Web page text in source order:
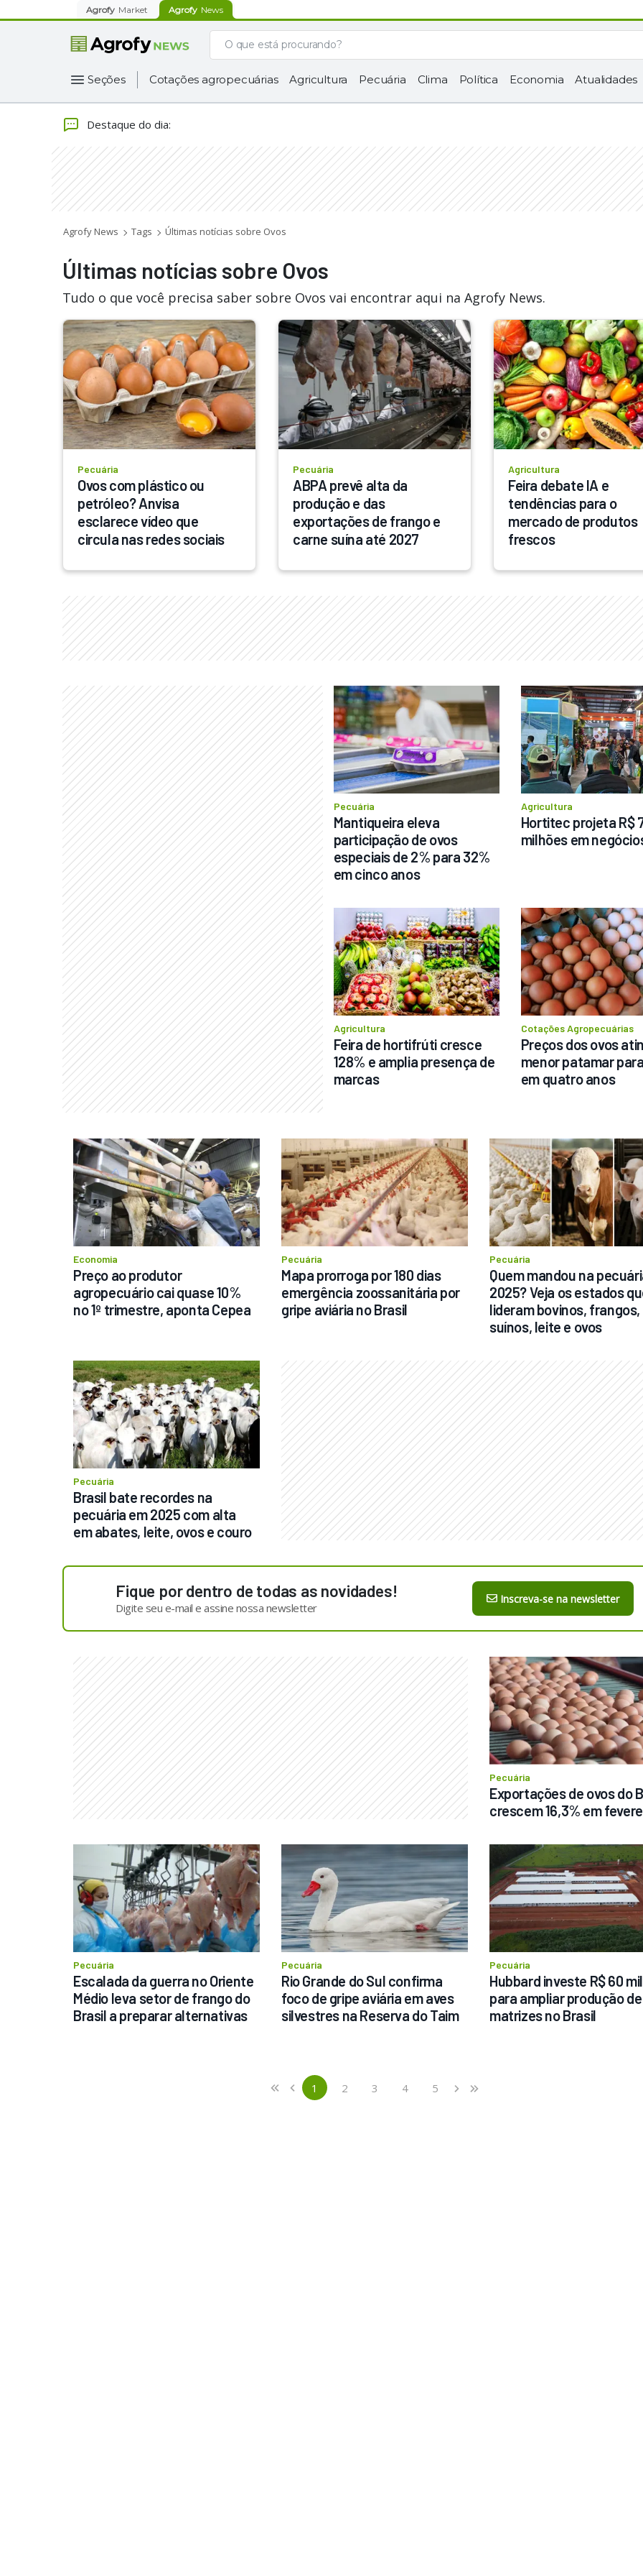
Agrofy Market Agrofy News
Seções Cotações agropecuárias Agricultura Pecuária Clima Política Economia Atualidades
Destaque do dia:
Agrofy News Tags Últimas notícias sobre Ovos
Últimas notícias sobre Ovos
Tudo o que você precisa saber sobre Ovos vai encontrar aqui na Agrofy News.
Pecuária
Ovos com plástico ou
petróleo? Anvisa
esclarece vídeo que
circula nas redes sociais
Pecuária
ABPA prevê alta da
produção e das
exportações de frango e
carne suína até 2027
Agricultura
Feira debate IA e
tendências para o
mercado de produtos
frescos
Pecuária
Mantiqueira eleva
participação de ovos
especiais de 2% para 32%
em cinco anos
Agricultura
Hortitec projeta R$
milhões em
Agricultura
Feira de hortifrúti cresce
128% e amplia presença de
marcas
Cotações Agropecuárias
Preços dos ovos
menor patamar
em quatro anos
Economia
Preço ao produtor
agropecuário cai quase 10%
no 1º trimestre, aponta Cepea
Pecuária
Mapa prorroga por 180 dias
emergência zoossanitária por
gripe aviária no Brasil
Pecuária
Quem mandou na
2025? Veja os estados
lideram bovinos, frangos,
suínos, leite e ovos
Pecuária
Brasil bate recordes na
pecuária em 2025 com alta
em abates, leite, ovos e couro
Fique por dentro de todas as novidades!
Digite seu e-mail e assine nossa newsletter
Inscreva-se na newsletter
Pecuária
Exportações de ovos do
crescem 16,3% em
Pecuária
Escalada da guerra no Oriente
Médio leva setor de frango do
Brasil a preparar alternativas
Pecuária
Rio Grande do Sul confirma
foco de gripe aviária em aves
silvestres na Reserva do Taim
Pecuária
Hubbard investe R$ 60
para ampliar produção de
matrizes no Brasil
«
First ‹
Previous 1(current)
2 3 4 5 ›
Next
»
Last